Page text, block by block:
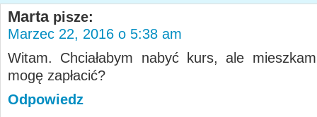
Marta pisze:
Marzec 22, 2016 o 5:38 am
Witam. Chciałabym nabyć kurs, ale
mogę zapłacić?
Odpowiedz